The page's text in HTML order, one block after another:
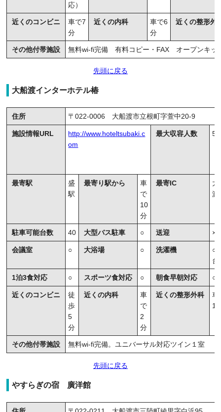
応）
近くのコンビニ
車で7
分
近くの内科
車で6
分
近くの整形外
その他付帯施設 無料wi-fi完備 有料コピー・FAX オープンキッ
先頭に戻る
大船渡インターホテル椿
住所 〒022-0006 大船渡市立根町字萱中20-9
施設情報URL
http://www.hoteltsubaki.c
om
最大収容人数 50
最寄駅
盛
駅
最寄り駅から
車
で
10
分
最寄IC
大
渡
駐車可能台数 40 大型バス駐車 ○ 送迎 ×
会議室 ○ 大浴場 ○ 洗濯機
○
台
1泊3食対応 ○ スポーツ食対応 ○ 朝食早朝対応 ○
近くのコンビニ
徒
歩
5
分
近くの内科
車
で
2
分
近くの整形外科
車
その他付帯施設 無料wi-fi完備。ユニバーサル対応ツイン１室
先頭に戻る
やすらぎの宿 廣洋館